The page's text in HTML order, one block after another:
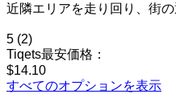
近隣エリアを走り回り、街
5 (2)
Tiqets最安価格：
$14.10
すべてのオプションを表示